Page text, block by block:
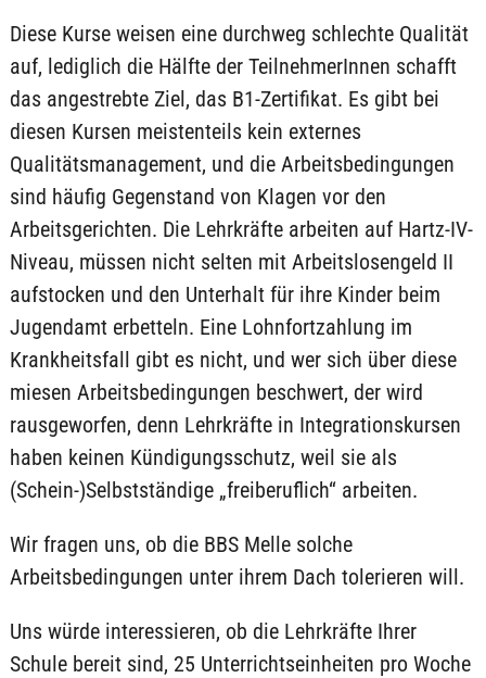
Diese Kurse weisen eine durchweg schlechte Qualität
auf, lediglich die Hälfte der TeilnehmerInnen schafft
das angestrebte Ziel, das B1-Zertifikat. Es gibt bei
diesen Kursen meistenteils kein externes
Qualitätsmanagement, und die Arbeitsbedingungen
sind häufig Gegenstand von Klagen vor den
Arbeitsgerichten. Die Lehrkräfte arbeiten auf Hartz-IV-
Niveau, müssen nicht selten mit Arbeitslosengeld II
aufstocken und den Unterhalt für ihre Kinder beim
Jugendamt erbetteln. Eine Lohnfortzahlung im
Krankheitsfall gibt es nicht, und wer sich über diese
miesen Arbeitsbedingungen beschwert, der wird
rausgeworfen, denn Lehrkräfte in Integrationskursen
haben keinen Kündigungsschutz, weil sie als
(Schein-)Selbstständige „freiberuflich“ arbeiten.
Wir fragen uns, ob die BBS Melle solche
Arbeitsbedingungen unter ihrem Dach tolerieren will.
Uns würde interessieren, ob die Lehrkräfte Ihrer
Schule bereit sind, 25 Unterrichtseinheiten pro Woche